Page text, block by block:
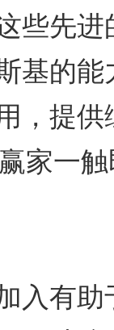
些先
基的
，提
家一触
有助